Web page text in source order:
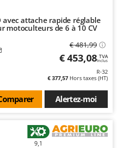
avec attache rapide réglable
motoculteurs de 6 à 10 CV
€ 481,99
€ 453,08 TVA
Inclus
R-32
€ 377,57 Hors taxes (HT)
Alertez-moi
9,1